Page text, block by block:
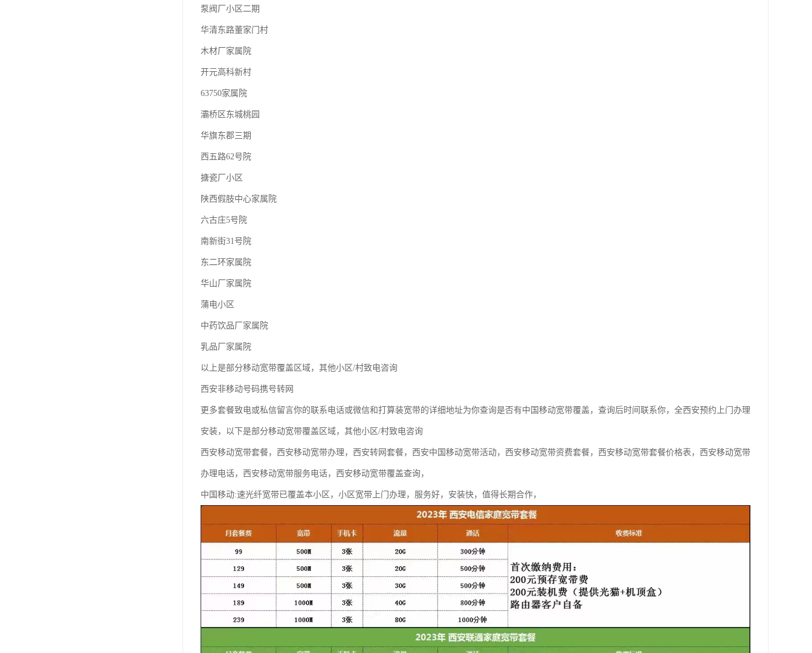
泵阀厂小区二期
华清东路董家门村
木材厂家属院
开元高科新村
63750家属院
灞桥区东城桃园
华旗东郡三期
西五路62号院
搪瓷厂小区
陕西假肢中心家属院
六古庄5号院
南新街31号院
东二环家属院
华山厂家属院
蒲电小区
中药饮品厂家属院
乳品厂家属院
以上是部分移动宽带覆盖区域，其他小区/村致电咨询
西安非移动号码携号转网
更多套餐致电或私信留言你的联系电话或微信和打算装宽带的详细地址为你查询是否有中国移动宽带覆盖，查询后时间联系你，全西安预约上门办理
安装，以下是部分移动宽带覆盖区域，其他小区/村致电咨询
西安移动宽带套餐，西安移动宽带办理，西安转网套餐，西安中国移动宽带活动，西安移动宽带资费套餐，西安移动宽带套餐价格表，西安移动宽带
办理电话，西安移动宽带服务电话，西安移动宽带覆盖查询，
中国移动:速光纤宽带已覆盖本小区，小区宽带上门办理，服务好，安装快，值得长期合作，